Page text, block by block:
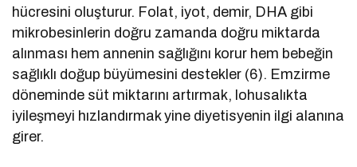
hücresini oluşturur. Folat, iyot, demir, DHA gibi
mikrobesinlerin doğru zamanda doğru miktarda
alınması hem annenin sağlığını korur hem bebeğin
sağlıklı doğup büyümesini destekler (6). Emzirme
döneminde süt miktarını artırmak, lohusalıkta
iyileşmeyi hızlandırmak yine diyetisyenin ilgi alanına
girer.